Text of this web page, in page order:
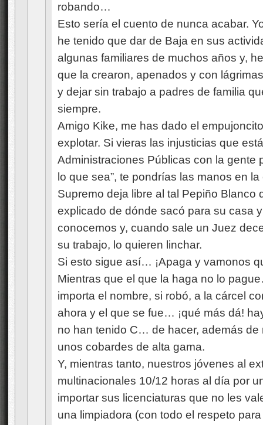
robando…
Esto sería el cuento de nunca acabar.
he tenido que dar de Baja en sus
algunas familiares de muchos años y,
que la crearon, apenados y con
y dejar sin trabajo a padres de familia
siempre.
Amigo Kike, me has dado el
explotar. Si vieras las injusticias que
Administraciones Públicas con la gente
lo que sea”, te pondrías las manos en
Supremo deja libre al tal Pepiño Blanco
explicado de dónde sacó para su casa
conocemos y, cuando sale un Juez
su trabajo, lo quieren linchar.
Si esto sigue así… ¡Apaga y vamonos
Mientras que el que la haga no lo
importa el nombre, si robó, a la cárcel
ahora y el que se fue… ¡qué más dá!
no han tenido C… de hacer, además
unos cobardes de alta gama.
Y, mientras tanto, nuestros jóvenes al
multinacionales 10/12 horas al día por
importar sus licenciaturas que no les
una limpiadora (con todo el respeto